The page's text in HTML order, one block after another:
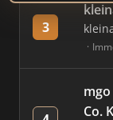
3
Co.